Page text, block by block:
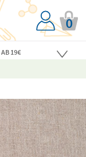
0
AB 19€